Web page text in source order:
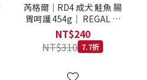
芮格爾｜RD4 成犬 鮭魚 腸
胃呵護 454g｜ REGAL 天
然犬糧 狗飼料
NT$240
NT$310 7.7折